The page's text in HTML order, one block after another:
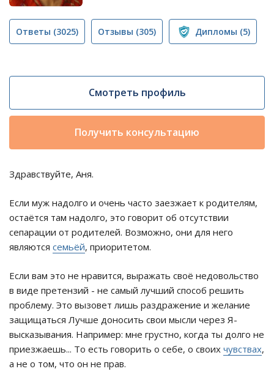
Ответы (3025) Отзывы (305) Дипломы (5)
Смотреть профиль
Получить консультацию
Здравствуйте, Аня.
Если муж надолго и очень часто заезжает к родителям,
остаётся там надолго, это говорит об отсутствии
сепарации от родителей. Возможно, они для него
являются семьёй, приоритетом.
Если вам это не нравится, выражать своё недовольство
в виде претензий - не самый лучший способ решить
проблему. Это вызовет лишь раздражение и желание
защищаться Лучше доносить свои мысли через Я-
высказывания. Например: мне грустно, когда ты долго не
приезжаешь... То есть говорить о себе, о своих чувствах,
а не о том, что он не прав.